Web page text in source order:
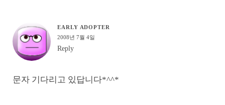
EARLY ADOPTER
2008년 7월 4일
Reply
문자 기다리고 있답니다*^^*